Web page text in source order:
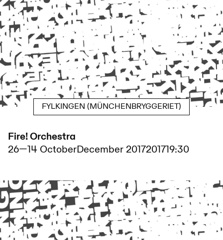
FYLKINGEN (MÜNCHENBRYGGERIET)
Fire! Orchestra
26—14 OctoberDecember 2017201719:30